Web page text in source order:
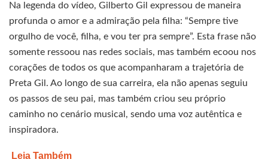
Na legenda do vídeo, Gilberto Gil expressou de maneira
profunda o amor e a admiração pela filha: “Sempre tive
orgulho de você, filha, e vou ter pra sempre”. Esta frase não
somente ressoou nas redes sociais, mas também ecoou nos
corações de todos os que acompanharam a trajetória de
Preta Gil. Ao longo de sua carreira, ela não apenas seguiu
os passos de seu pai, mas também criou seu próprio
caminho no cenário musical, sendo uma voz autêntica e
inspiradora.
Leia Também